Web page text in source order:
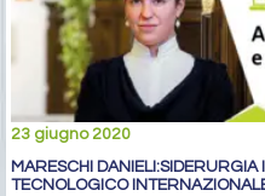
23 giugno 2020
MARESCHI
TECNOLOGICO